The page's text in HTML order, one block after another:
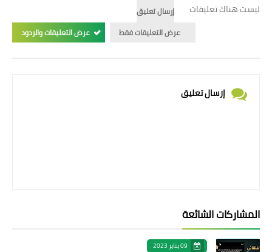
ليست هناك تعليقات
إرسال تعليق
عرض التعليقات فقط
عرض التعليقات والردود
إرسال تعليق
المشاركات الشائعة
09 يناير 2023